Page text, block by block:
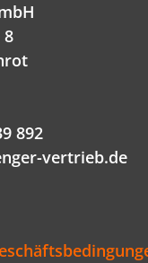
8
892
vertrieb.de